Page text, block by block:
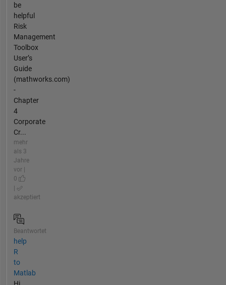
be
helpful
Risk
Management
Toolbox
User’s
Guide
(mathworks.com)
-
Chapter
4
Corporate
Cr...
mehr
als 3
Jahre
vor |
0
|
akzeptiert
Beantwortet
help
R
to
Matlab
Hi